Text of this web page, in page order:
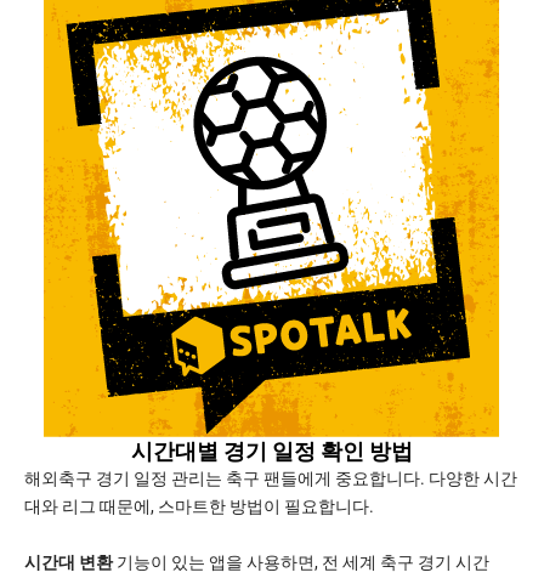
시간대별 경기 일정 확인 방법
해외축구 경기 일정 관리는 축구 팬들에게 중요합니다. 다양한 시간
대와 리그 때문에, 스마트한 방법이 필요합니다.
시간대 변환기능이 있는 앱을 사용하면, 전 세계 축구 경기 시간